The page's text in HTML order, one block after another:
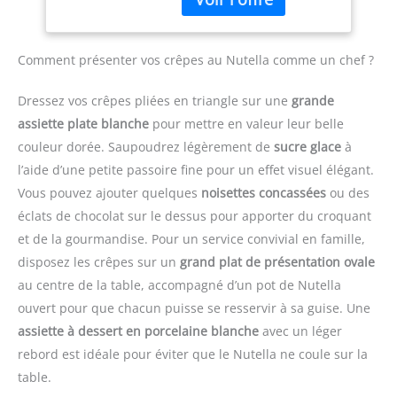
retournement des
crêpes. Son manche
ergonomique en bakélite
assure une prise en main
confortable et sécurisée
Diffusion Uniforme de la
Chaleur pour une
Cuisson Parfaite:
Fabriquée en aluminium
supérieure, cette poêle à
crêpes induction garantit
une montée en
température rapide et
une répartition
homogène de la chaleur
sur toute la surface. Vos
crêpes et pancakes
inclus : Le mixeur est
livré avec un gobelet
pratique pour mesurer et
ingrédients, simplifiant la
préparation des repas
Contenu de la livraison :
Mixeur plongeant
ErgoMixx 600 W avec 2
vitesses et gobelet
bouton PIED ANTI-
ECLABOUSSURES : Le
pied antiéclaboussures
évite les éclaboussures et
expérience plus propre
et plus agréable DESIGN
CONFORTABLE : Une
poignée ergonomique
avec une prise en main
texturée, pour
expérience plus facile et
plus confortable, idéal
pour une utilisation
fréquente DURABLE : 2
lames Zelkrom qui
garantissent des
performances durables
REPARABILITE 15 ANS AU
Comment présenter vos crêpes au Nutella comme un chef ?
Dressez vos crêpes pliées en triangle sur une grande
assiette plate blanche pour mettre en valeur leur belle
couleur dorée. Saupoudrez légèrement de sucre glace à
l’aide d’une petite passoire fine pour un effet visuel élégant.
Vous pouvez ajouter quelques noisettes concassées ou des
éclats de chocolat sur le dessus pour apporter du croquant
et de la gourmandise. Pour un service convivial en famille,
disposez les crêpes sur un grand plat de présentation ovale
au centre de la table, accompagné d’un pot de Nutella
ouvert pour que chacun puisse se resservir à sa guise. Une
assiette à dessert en porcelaine blanche avec un léger
rebord est idéale pour éviter que le Nutella ne coule sur la
table.